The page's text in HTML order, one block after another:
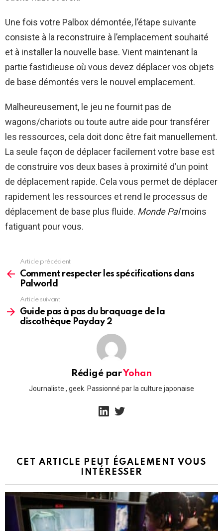
Une fois votre Palbox démontée, l’étape suivante
consiste à la reconstruire à l’emplacement souhaité
et à installer la nouvelle base. Vient maintenant la
partie fastidieuse où vous devez déplacer vos objets
de base démontés vers le nouvel emplacement.
Malheureusement, le jeu ne fournit pas de
wagons/chariots ou toute autre aide pour transférer
les ressources, cela doit donc être fait manuellement.
La seule façon de déplacer facilement votre base est
de construire vos deux bases à proximité d’un point
de déplacement rapide. Cela vous permet de déplacer
rapidement les ressources et rend le processus de
déplacement de base plus fluide. Monde Palmoins
fatiguant pour vous.
more
Article précédent
Comment respecter les spécifications dans
Palworld
Article suivant
Guide pas à pas du braquage de la
discothèque Payday 2
Rédigé parYohan
Journaliste , geek. Passionné par la culture japonaise
linkedin
CET ARTICLE PEUT ÉGALEMENT VOUS
INTÉRESSER